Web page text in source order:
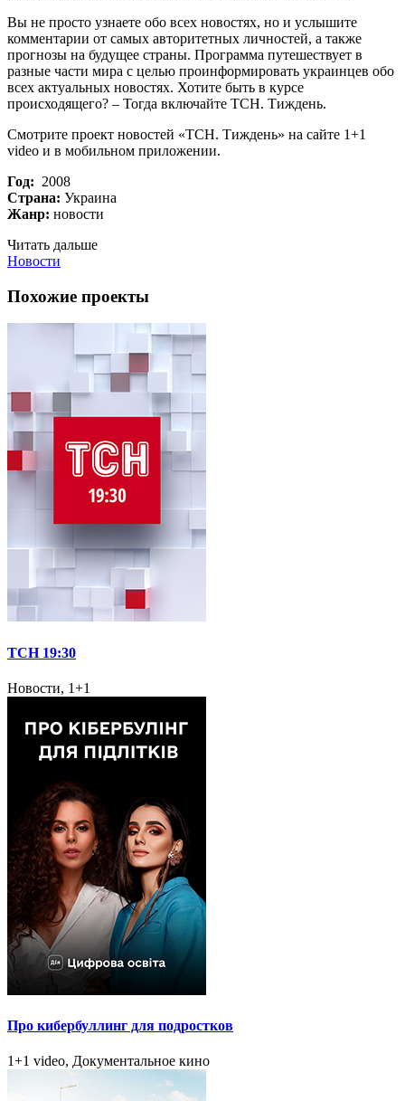
Вы не просто узнаете обо всех новостях, но и услышите
комментарии от самых авторитетных личностей, а также
прогнозы на будущее страны. Программа путешествует в
разные части мира с целью проинформировать украинцев обо
всех актуальных новостях. Хотите быть в курсе
происходящего? – Тогда включайте ТСН. Тиждень.
Смотрите проект новостей «ТСН. Тиждень» на сайте 1+1
video и в мобильном приложении.
Год: 2008
Страна: Украина
Жанр: новости
Читать дальше
Новости
Похожие проекты
ТСН 19:30
Новости, 1+1
Про кибербуллинг для подростков
1+1 video, Документальное кино